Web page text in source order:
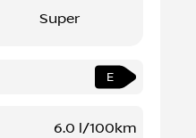
Super
E
6.0 l/100km